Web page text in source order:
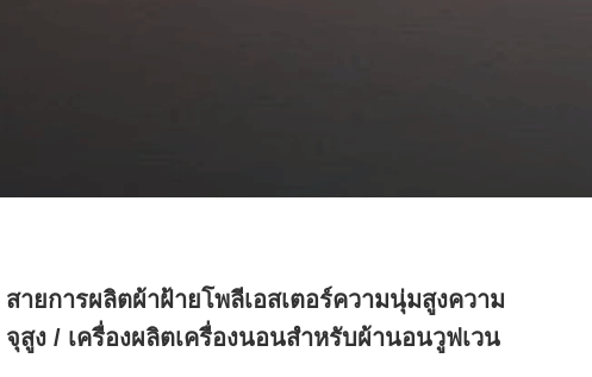
สายการผลิตผ้าฝ้ายโพลีเอสเตอร์ความนุ่มสูงความ
จุสูง / เครื่องผลิตเครื่องนอนสำหรับผ้านอนวูฟเวน